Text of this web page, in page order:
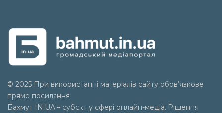
© 2025 При використанні матеріалів сайту обов’язкове
пряме посилання
Бахмут IN.UA – субєкт у сфері онлайн-медіа. Рішення